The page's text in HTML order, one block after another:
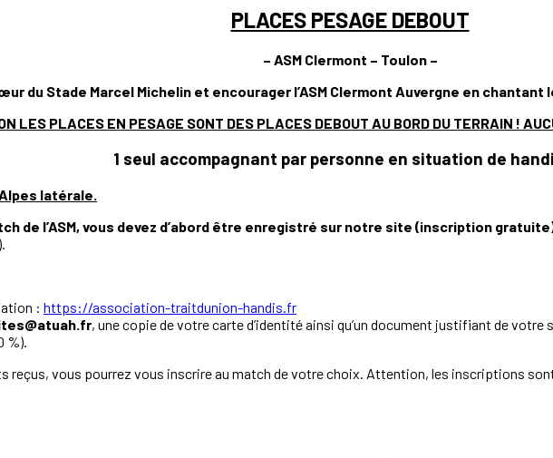
PLACES PESAGE DEBOUT
– ASM Clermont – Toulon –
du Stade Marcel Michelin et encourager l’ASM Clermont Auvergne en
LES PLACES EN PESAGE SONT DES PLACES DEBOUT AU BORD DU TERRAIN !
1 seul accompagnant par personne en situation de
latérale.
de l’ASM, vous devez d’abord être enregistré sur notre site (inscription
: https://association-traitdunion-handis.fr
, une copie de votre carte d’identité ainsi qu’un document justifiant de
%).
reçus, vous pourrez vous inscrire au match de votre choix. Attention, les inscriptions